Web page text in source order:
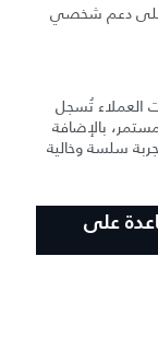
على دعم شخصي
العملاء تُسجل
بالإضافة
سلسة وخالية
على